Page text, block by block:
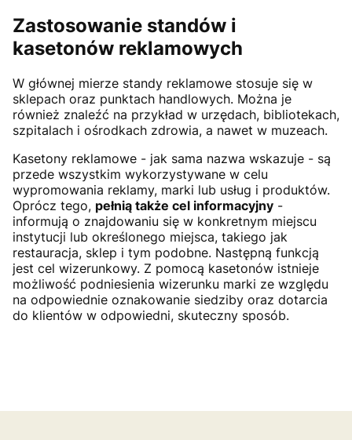
Zastosowanie standów i
kasetonów reklamowych
W głównej mierze standy reklamowe stosuje się w
sklepach oraz punktach handlowych. Można je
również znaleźć na przykład w urzędach, bibliotekach,
szpitalach i ośrodkach zdrowia, a nawet w muzeach.
Kasetony reklamowe - jak sama nazwa wskazuje - są
przede wszystkim wykorzystywane w celu
wypromowania reklamy, marki lub usług i produktów.
Oprócz tego, pełnią także cel informacyjny -
informują o znajdowaniu się w konkretnym miejscu
instytucji lub określonego miejsca, takiego jak
restauracja, sklep i tym podobne. Następną funkcją
jest cel wizerunkowy. Z pomocą kasetonów istnieje
możliwość podniesienia wizerunku marki ze względu
na odpowiednie oznakowanie siedziby oraz dotarcia
do klientów w odpowiedni, skuteczny sposób.